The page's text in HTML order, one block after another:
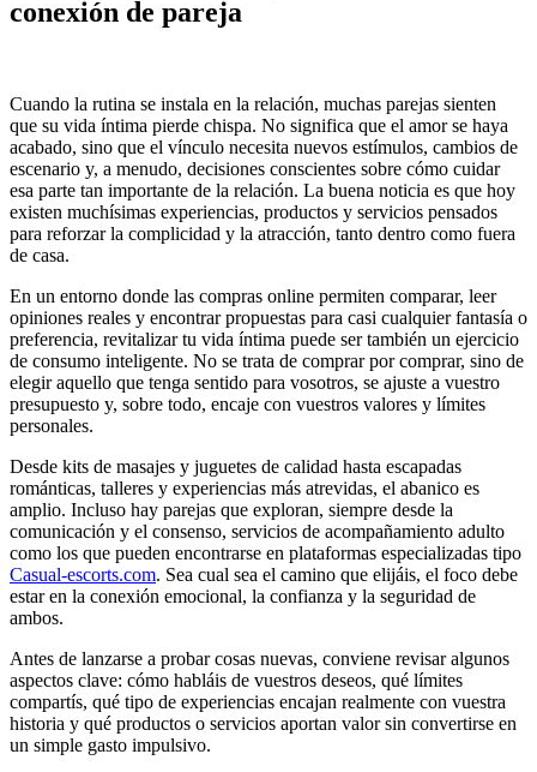
conexión de pareja
Cuando la rutina se instala en la relación, muchas parejas sienten
que su vida íntima pierde chispa. No significa que el amor se haya
acabado, sino que el vínculo necesita nuevos estímulos, cambios de
escenario y, a menudo, decisiones conscientes sobre cómo cuidar
esa parte tan importante de la relación. La buena noticia es que hoy
existen muchísimas experiencias, productos y servicios pensados
para reforzar la complicidad y la atracción, tanto dentro como fuera
de casa.
En un entorno donde las compras online permiten comparar, leer
opiniones reales y encontrar propuestas para casi cualquier fantasía o
preferencia, revitalizar tu vida íntima puede ser también un ejercicio
de consumo inteligente. No se trata de comprar por comprar, sino de
elegir aquello que tenga sentido para vosotros, se ajuste a vuestro
presupuesto y, sobre todo, encaje con vuestros valores y límites
personales.
Desde kits de masajes y juguetes de calidad hasta escapadas
románticas, talleres y experiencias más atrevidas, el abanico es
amplio. Incluso hay parejas que exploran, siempre desde la
comunicación y el consenso, servicios de acompañamiento adulto
como los que pueden encontrarse en plataformas especializadas tipo
Casual-escorts.com. Sea cual sea el camino que elijáis, el foco debe
estar en la conexión emocional, la confianza y la seguridad de
ambos.
Antes de lanzarse a probar cosas nuevas, conviene revisar algunos
aspectos clave: cómo habláis de vuestros deseos, qué límites
compartís, qué tipo de experiencias encajan realmente con vuestra
historia y qué productos o servicios aportan valor sin convertirse en
un simple gasto impulsivo.